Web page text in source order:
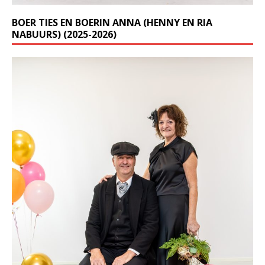
BOER TIES EN BOERIN ANNA (HENNY EN RIA
NABUURS) (2025-2026)